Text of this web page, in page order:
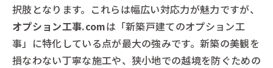
択肢となります。これらは幅広い対応力が魅力ですが、
オプション工事.comは「新築戸建てのオプション工
事」に特化している点が最大の強みです。新築の美観を
損なわない丁寧な施工や、狭小地での越境を防ぐための